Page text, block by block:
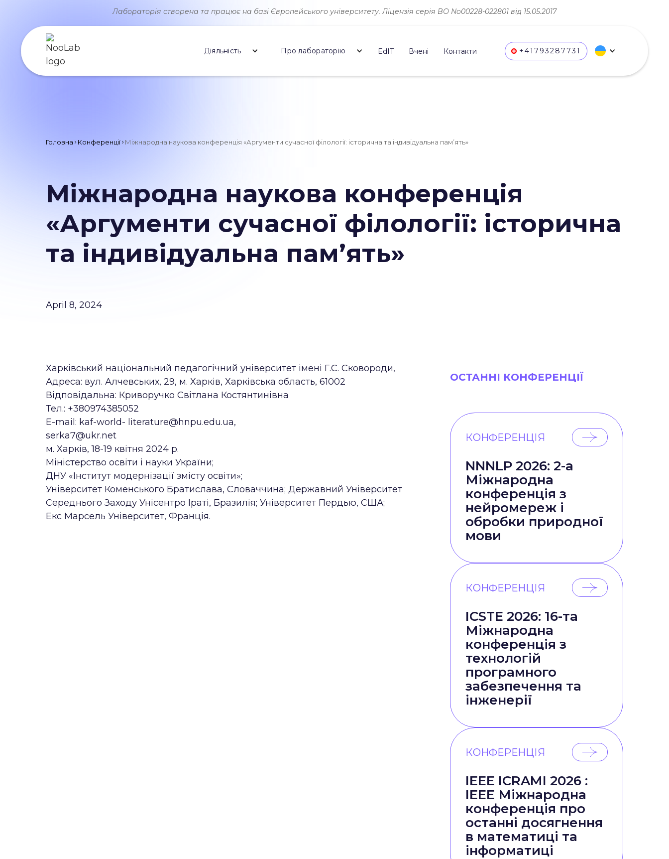
Лабораторія створена та працює на базі Європейського університету. Ліцензія серія ВО No00228-022801 від 15.05.2017
Діяльність Про лабораторію EdIT Вчені Контакти +41793287731
Головна Конференції Міжнародна наукова конференція «Аргументи сучасної філології: історична та індивідуальна пам’ять»
Міжнародна наукова конференція
«Аргументи сучасної філології: історична
та індивідуальна пам’ять»
April 8, 2024
Харківський національний педагогічний університет імені Г.С. Сковороди,
Адреса: вул. Алчевських, 29, м. Харків, Харківська область, 61002
Відповідальна: Криворучко Світлана Костянтинівна
Тел.: +380974385052
Е-mail: kaf-world- literature@hnpu.edu.ua,
serka7@ukr.net
м. Харків, 18-19 квітня 2024 р.
Міністерство освіти і науки України;
ДНУ «Інститут модернізації змісту освіти»;
Університет Коменського Братислава, Словаччина; Державний Університет
Середнього Заходу Унісентро Іраті, Бразилія; Університет Пердью, США;
Екс Марсель Університет, Франція.
ОСТАННІ КОНФЕРЕНЦІЇ
КОНФЕРЕНЦІЯ
NNNLP 2026: 2-а
Міжнародна
конференція з
нейромереж і
обробки природної
мови
КОНФЕРЕНЦІЯ
ICSTE 2026: 16-та
Міжнародна
конференція з
технологій
програмного
забезпечення та
інженерії
КОНФЕРЕНЦІЯ
IEEE ICRAMI 2026 :
IEEE Міжнародна
конференція про
останні досягнення
в математиці та
інформатиці